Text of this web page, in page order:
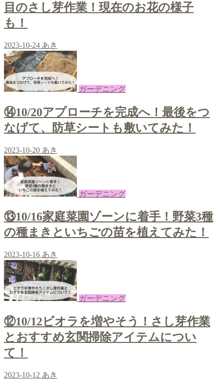
目のさし芽作業！現在のお花の様子
も！
2023-10-24 あき
ガーデニング
⑭10/20アプローチを完成へ！最後をつ
なげて、防草シートも敷いてみた！
2023-10-20 あき
ガーデニング
⑬10/16家庭菜園ゾーンに着手！野菜3種
の種まきといちごの苗を植えてみた！
2023-10-16 あき
ガーデニング
⑫10/12ビオラを増やそう！さし芽作業
とおすすめ玄関掃除アイテムについ
て！
2023-10-12 あき